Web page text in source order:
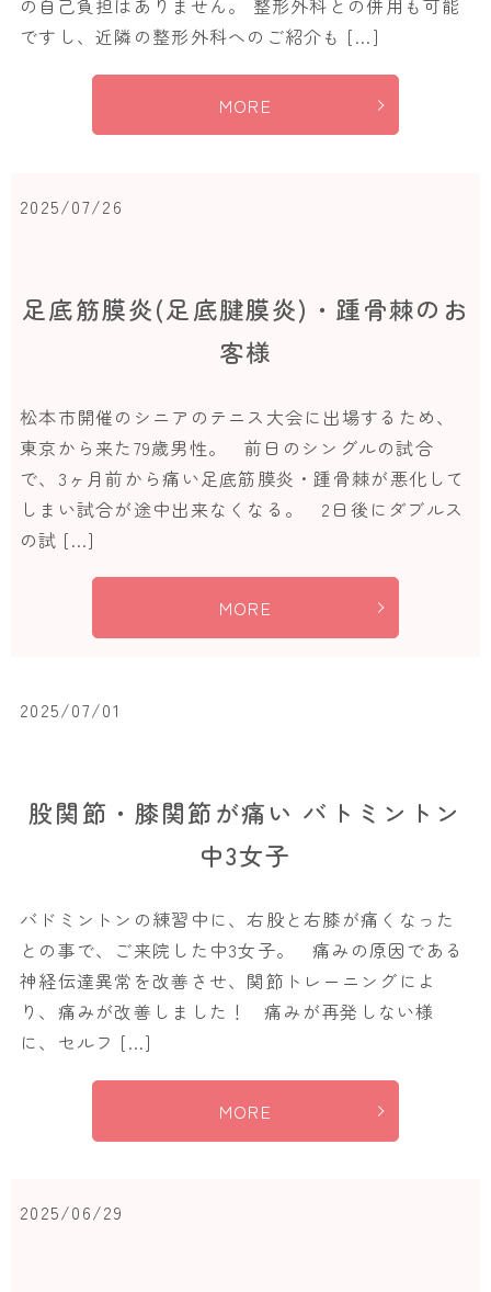
の自己負担はありません。 整形外科との併用も可能
ですし、近隣の整形外科へのご紹介も […]
MORE
2025/07/26
足底筋膜炎(足底腱膜炎)・踵骨棘のお
客様
松本市開催のシニアのテニス大会に出場するため、
東京から来た79歳男性。 前日のシングルの試合
で、3ヶ月前から痛い足底筋膜炎・踵骨棘が悪化して
しまい試合が途中出来なくなる。 2日後にダブルス
の試 […]
MORE
2025/07/01
股関節・膝関節が痛い バトミントン
中3女子
バドミントンの練習中に、右股と右膝が痛くなった
との事で、ご来院した中3女子。 痛みの原因である
神経伝達異常を改善させ、関節トレーニングによ
り、痛みが改善しました！ 痛みが再発しない様
に、セルフ […]
MORE
2025/06/29